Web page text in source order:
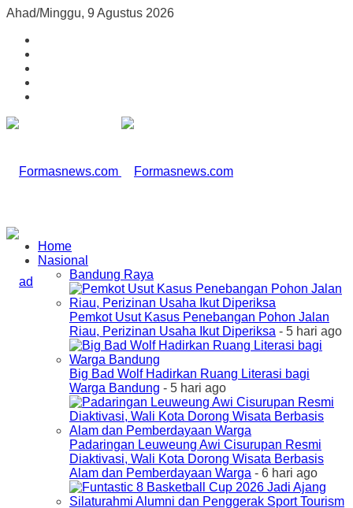
Ahad/Minggu, 9 Agustus 2026
Home
Nasional
Bandung Raya
Pemkot Usut Kasus Penebangan Pohon Jalan
Riau, Perizinan Usaha Ikut Diperiksa - 5 hari ago
Big Bad Wolf Hadirkan Ruang Literasi bagi
Warga Bandung - 5 hari ago
Padaringan Leuweung Awi Cisurupan Resmi
Diaktivasi, Wali Kota Dorong Wisata Berbasis
Alam dan Pemberdayaan Warga - 6 hari ago